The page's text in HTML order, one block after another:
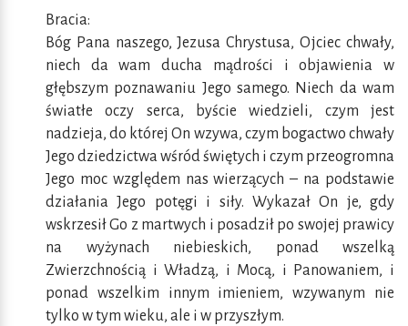
Bracia:
Bóg Pana naszego, Jezusa Chrystusa, Ojciec chwały,
niech da wam ducha mądrości i objawienia w
głębszym poznawaniu Jego samego. Niech da wam
światłe oczy serca, byście wiedzieli, czym jest
nadzieja, do której On wzywa, czym bogactwo chwały
Jego dziedzictwa wśród świętych i czym przeogromna
Jego moc względem nas wierzących – na podstawie
działania Jego potęgi i siły. Wykazał On je, gdy
wskrzesił Go z martwych i posadził po swojej prawicy
na wyżynach niebieskich, ponad wszelką
Zwierzchnością i Władzą, i Mocą, i Panowaniem, i
ponad wszelkim innym imieniem, wzywanym nie
tylko w tym wieku, ale i w przyszłym.